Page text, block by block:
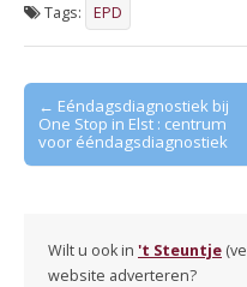
Tags: EPD
Post
navigation
← Eéndagsdiagnostiek bij
One Stop in Elst : centrum
voor ééndagsdiagnostiek
Wilt u ook in 't Steuntje
website adverteren?